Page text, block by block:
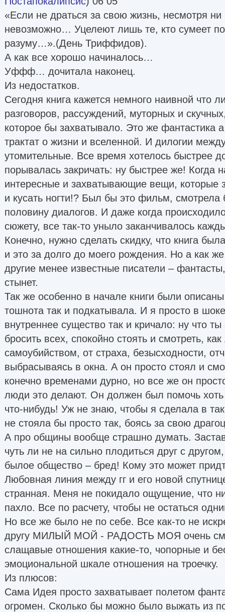
«Если не драться за свою жизнь, несмотря ни
невозможно… Уцелеют лишь те, кто сумеет
разуму…».(День Триффидов).
А как все хорошо начиналось…
Уффф… дочитала наконец.
Из недостатков.
Сегодня книга кажется немного наивной что
разговоров, рассуждений, муторных и
которое бы захватывало. Это же фантастика
трактат о жизни и вселенной. И дилогии
утомительные. Все время хотелось быстрее
порывалась закричать: ну быстрее же! Когда
интересные и захватывающие вещи, которые
и кусать ногти!? Был бы это фильм, смотрела
половину диалогов. И даже когда
сюжету, все так-то уныло заканчивалось
Конечно, нужно сделать скидку, что книга
и это за долго до моего рождения. Но а как
другие менее известные писатели –
стынет.
Так же особенно в начале книги были
тошнота так и подкатывала. И я просто в
внутреннее существо так и кричало: ну что
бросить всех, спокойно стоять и смотреть,
самоубийством, от страха, безысходности,
выбрасываясь в окна. А он просто стоял и
конечно временами дурно, но все же он
люди это делают. Он должен был помочь хоть
что-нибудь! Уж не знаю, чтобы я сделала в
не стояла бы просто так, боясь за свою
А про общины вообще страшно думать.
чуть ли не на сильно плодиться друг с
былое общество – бред! Кому это может
Любовная линия между гг и его новой
странная. Меня не покидало ощущение, что
пахло. Все по расчету, чтобы не остаться
Но все же было не по себе. Все как-то не
другу МИЛЫЙ МОЙ - РАДОСТЬ МОЯ очень
слащавые отношения какие-то, чопорные и
эмоциональной шкале отношения на троечку.
Из плюсов:
Сама Идея просто захватывает полетом
огромен. Сколько бы можно было выжать из